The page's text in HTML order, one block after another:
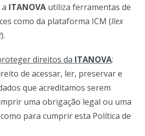
ITANOVA utiliza ferramentas de
como da plataforma ICM (Ilex
).
direitos da ITANOVA:
de acessar, ler, preservar e
que acreditamos serem
uma obrigação legal ou uma
para cumprir esta Política de